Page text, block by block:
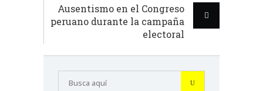
Ausentismo en el Congreso
peruano durante la campaña
electoral